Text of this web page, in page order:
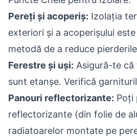
Pereți și acoperiș: Izolația
exteriori și a acoperișului
metodă de a reduce
Ferestre și uși: Asigură-te că
sunt etanșe. Verifică
Panouri reflectorizante: Poți
reflectorizante (din folie de
radiatoarelor montate pe